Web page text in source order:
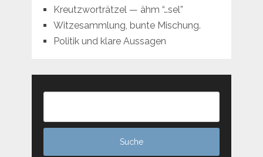
Kreutzworträtzel — ähm “…sel”
Witzesammlung, bunte Mischung.
Politik und klare Aussagen